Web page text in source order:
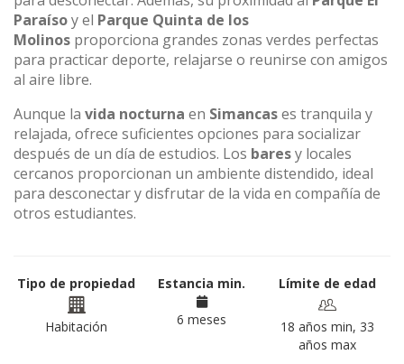
Paraísoy el Parque Quinta de los
Molinos proporciona grandes zonas verdes perfectas
para practicar deporte, relajarse o reunirse con amigos
al aire libre.
Aunque la vida nocturna en Simancases tranquila y
relajada, ofrece suficientes opciones para socializar
después de un día de estudios. Los baresy locales
cercanos proporcionan un ambiente distendido, ideal
para desconectar y disfrutar de la vida en compañía de
otros estudiantes.
Tipo de propiedad
Habitación
Estancia min.
6 meses
Límite de edad
18 años min, 33
años max